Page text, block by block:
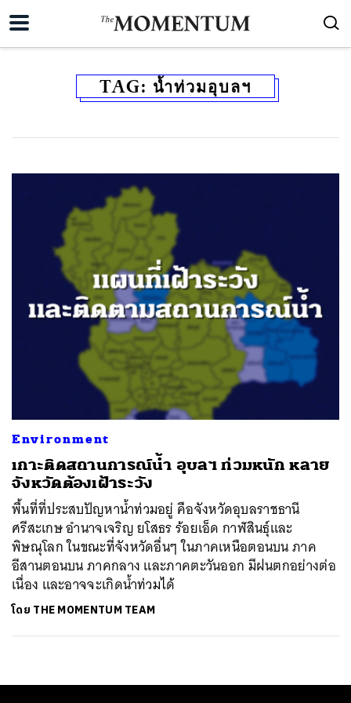
TAG: น้ำท่วมอุบลฯ
Environment
เกาะติดสถานการณ์น้ำ อุบลฯ ท่วมหนัก หลาย
จังหวัดต้องเฝ้าระวัง
พื้นที่ที่ประสบปัญหาน้ำท่วมอยู่ คือจังหวัดอุบลราชธานี
ศรีสะเกษ อำนาจเจริญ ยโสธร ร้อยเอ็ด กาฬสินธุ์และ
พิษณุโลก ในขณะที่จังหวัดอื่นๆ ในภาคเหนือตอนบน ภาค
อีสานตอนบน ภาคกลาง และภาคตะวันออก มีฝนตกอย่างต่อ
เนื่อง และอาจจะเกิดน้ำท่วมได้
โดย THE MOMENTUM TEAM
SHARE TWEET LINE EMAIL